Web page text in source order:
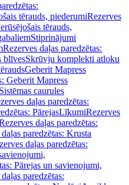
tērauds, piederumiRezerves
tērauds,
Stiprinājumi
Rezerves daļas paredzētas:
blīvesSkrūvju komplekti atloku
Geberit Mapress
Geberit Mapress
Sistēmas caurules
daļas paredzētas:
PārejasLīkumiRezerves
daļas paredzētas:
paredzētas: Krusta
daļas paredzētas:
Pārejas un savienojumi,
paredzētas: